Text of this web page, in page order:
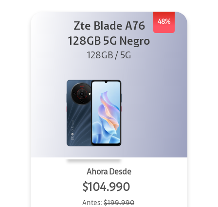
48%
Zte Blade A76
128GB 5G Negro
128GB / 5G
Ahora Desde
$104.990
Antes: $199.990